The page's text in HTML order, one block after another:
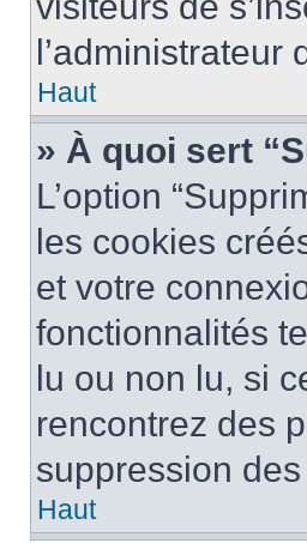
l’administrateur
Haut
» À quoi sert
L’option
les cookies
et votre
fonctionnalités
lu ou non lu, si
rencontrez des
suppression
Haut